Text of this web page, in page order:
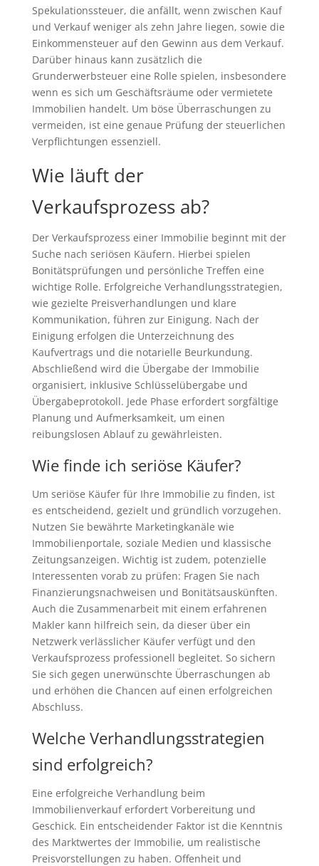
Spekulationssteuer, die anfällt, wenn zwischen Kauf
und Verkauf weniger als zehn Jahre liegen, sowie die
Einkommensteuer auf den Gewinn aus dem Verkauf.
Darüber hinaus kann zusätzlich die
Grunderwerbsteuer eine Rolle spielen, insbesondere
wenn es sich um Geschäftsräume oder vermietete
Immobilien handelt. Um böse Überraschungen zu
vermeiden, ist eine genaue Prüfung der steuerlichen
Verpflichtungen essenziell.
Wie läuft der
Verkaufsprozess ab?
Der Verkaufsprozess einer Immobilie beginnt mit der
Suche nach seriösen Käufern. Hierbei spielen
Bonitätsprüfungen und persönliche Treffen eine
wichtige Rolle. Erfolgreiche Verhandlungsstrategien,
wie gezielte Preisverhandlungen und klare
Kommunikation, führen zur Einigung. Nach der
Einigung erfolgen die Unterzeichnung des
Kaufvertrags und die notarielle Beurkundung.
Abschließend wird die Übergabe der Immobilie
organisiert, inklusive Schlüsselübergabe und
Übergabeprotokoll. Jede Phase erfordert sorgfältige
Planung und Aufmerksamkeit, um einen
reibungslosen Ablauf zu gewährleisten.
Wie finde ich seriöse Käufer?
Um seriöse Käufer für Ihre Immobilie zu finden, ist
es entscheidend, gezielt und gründlich vorzugehen.
Nutzen Sie bewährte Marketingkanäle wie
Immobilienportale, soziale Medien und klassische
Zeitungsanzeigen. Wichtig ist zudem, potenzielle
Interessenten vorab zu prüfen: Fragen Sie nach
Finanzierungsnachweisen und Bonitätsauskünften.
Auch die Zusammenarbeit mit einem erfahrenen
Makler kann hilfreich sein, da dieser über ein
Netzwerk verlässlicher Käufer verfügt und den
Verkaufsprozess professionell begleitet. So sichern
Sie sich gegen unerwünschte Überraschungen ab
und erhöhen die Chancen auf einen erfolgreichen
Abschluss.
Welche Verhandlungsstrategien
sind erfolgreich?
Eine erfolgreiche Verhandlung beim
Immobilienverkauf erfordert Vorbereitung und
Geschick. Ein entscheidender Faktor ist die Kenntnis
des Marktwertes der Immobilie, um realistische
Preisvorstellungen zu haben. Offenheit und